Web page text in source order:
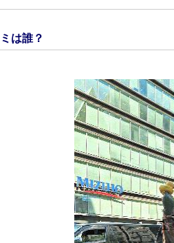
は誰？